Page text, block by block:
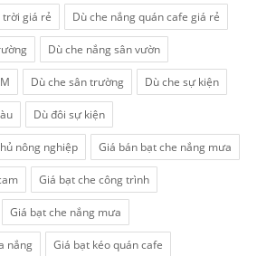
trời giá rẻ Dù che nắng quán cafe giá rẻ
Dù che nắng sân vườn
Dù che sân trường Dù che sự kiện
Dù đôi sự kiện
nông nghiệp Giá bán bạt che nắng mưa
Giá bạt che công trình
Giá bạt che nắng mưa
nắng Giá bạt kéo quán cafe